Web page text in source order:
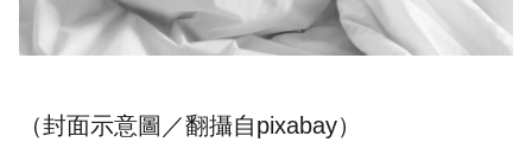
（封面示意圖／翻攝自pixabay）